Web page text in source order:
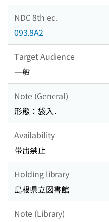
NDC 8th ed.
093.8A2
Target Audience
一般
Note (General)
形態：袋入．
Availability
帯出禁止
Holding library
島根県立図書館
Note (Library)